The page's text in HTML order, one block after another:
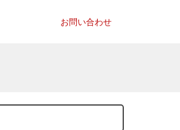
お問い合わせ